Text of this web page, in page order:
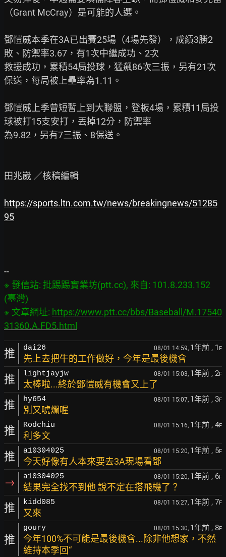
（Grant McCray）是可能的人選。
鄧愷威本季在3A已出賽25場（4場先發），成績3勝2
敗、防禦率3.67，有1次中繼成功、2次
救援成功，累積54局投球，猛飆86次三振，另有21次
保送，每局被上壘率為1.11。
鄧愷威上季曾短暫上到大聯盟，登板4場，累積11局投
球被打15支安打，丟掉12分，防禦率
為9.82，另有7三振、8保送。
田兆崴 ／核稿編輯
https://sports.ltn.com.tw/news/breakingnews/51285
95
※ 發信站: 批踢踢實業坊(ptt.cc), 來自: 101.8.233.152
(臺灣)
※ 文章網址: https://www.ptt.cc/bbs/Baseball/M.17540
31360.A.FD5.html
推 dai26 08/01 14:59, 1年前 , 1 F
先上去把牛的工作做好，今年是最後機會
推 lightjayjw 08/01 15:03, 1年前 , 2F
太棒啦...終於鄧愷威有機會又上了
推 hy654 08/01 15:07, 1年前 , 3F
別又唬爛喔
推 Rodchiu 08/01 15:16, 1年前 , 4F
利多文
推 a10304025 08/01 15:20, 1年前 , 5F
今天好像有人本來要去3A現場看鄧
→ a10304025 08/01 15:20, 1年前 , 6F
結果完全找不到他 說不定在搭飛機了？
推 kidd085 08/01 15:27, 1年前 , 7F
又來
推
goury 08/01 15:30, 1年前 , 8F
今年100%不可能是最後機會...除非他想家，不然
維持本季回“